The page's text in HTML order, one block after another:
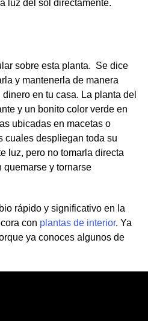
luz del sol directamente.
sobre esta planta. Se dice
y mantenerla de manera
en tu casa. La planta del
y un bonito color verde en
ubicadas en macetas o
cuales despliegan toda su
luz, pero no tomarla directa
y tornarse
rápido y significativo en la
con plantas de interior. Ya
ya conoces algunos de